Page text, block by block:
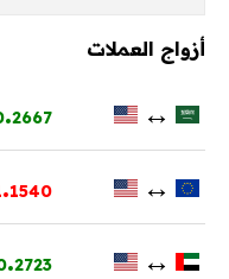
أزواج العملات
↔
.2667
↔
.1540
↔
.2723